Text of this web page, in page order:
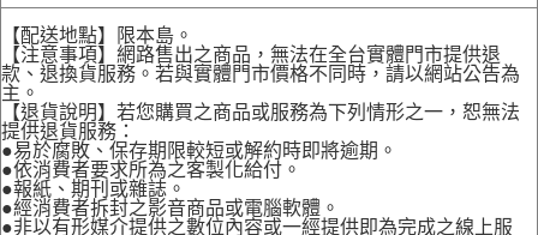
【配送地點】限本島。
【注意事項】網路售出之商品，無法在全台實體門市提供退
款、退換貨服務。若與實體門市價格不同時，請以網站公告為
主。
【退貨說明】若您購買之商品或服務為下列情形之一，恕無法
提供退貨服務：
●易於腐敗、保存期限較短或解約時即將逾期。
●依消費者要求所為之客製化給付。
●報紙、期刊或雜誌。
●經消費者拆封之影音商品或電腦軟體。
●非以有形媒介提供之數位內容或一經提供即為完成之線上服